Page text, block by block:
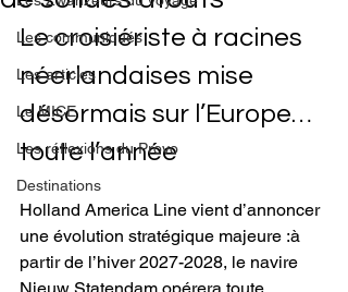
Les communiqués
Les articles
Le MICE
Les réflexions du Provo
Destinations
Le croisiériste à racines
néerlandaises mise
désormais sur l’Europe…
toute l’année
Holland America Line vient d’annoncer
une évolution stratégique majeure :à
partir de l’hiver 2027-2028, le navire